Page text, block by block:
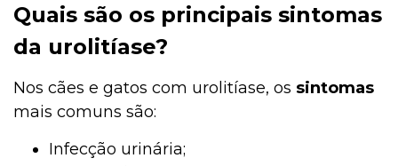
Quais são os principais sintomas
da urolitíase?
Nos cães e gatos com urolitíase, os sintomas
mais comuns são:
Infecção urinária;